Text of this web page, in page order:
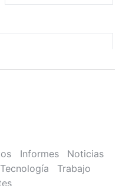
Informes
Noticias
Tecnología
Trabajo